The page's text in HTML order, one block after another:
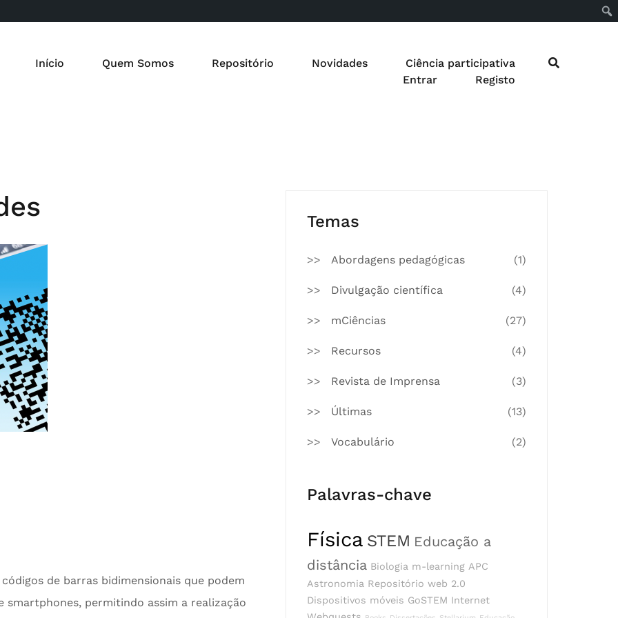
Início Quem Somos Repositório Novidades
Ciência participativa
Entrar
Registo
de barras bidimensionais que podem
permitindo assim a realização
Temas
Abordagens pedagógicas (1)
Divulgação científica (4)
mCiências (27)
Recursos (4)
Revista de Imprensa (3)
Últimas (13)
Vocabulário (2)
Palavras-chave
Física STEM Educação a
distância Biologia m-learning APC
Astronomia Repositório web 2.0
Dispositivos móveis GoSTEM Internet